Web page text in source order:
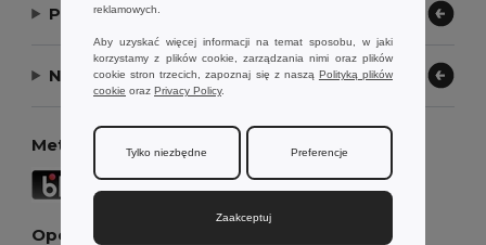
Pozwól nam pomóc
Nasza firma
Metody płatności
Opcje dostawy
reklamowych.
Aby uzyskać więcej informacji na temat sposobu, w jaki
korzystamy z plików cookie, zarządzania nimi oraz plików
cookie stron trzecich, zapoznaj się z naszą Polityką plików
cookie oraz Privacy Policy.
Tylko niezbędne Preferencje
Zaakceptuj